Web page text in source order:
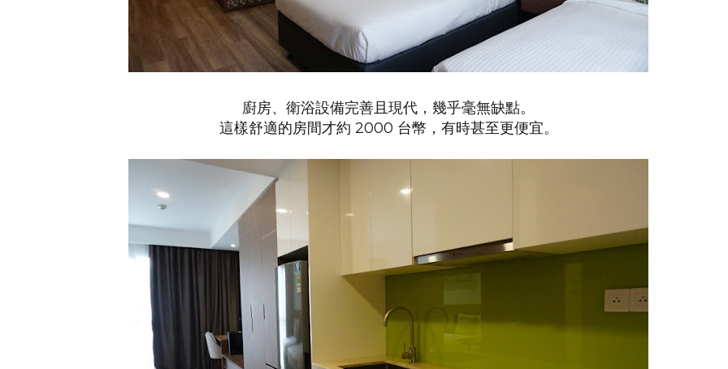
廚房、衛浴設備完善且現代，幾乎毫無缺點。
這樣舒適的房間才約 2000 台幣，有時甚至更便宜。